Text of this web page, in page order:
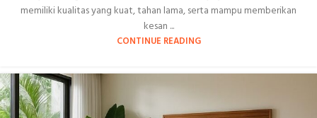
memiliki kualitas yang kuat, tahan lama, serta mampu memberikan
kesan ...
CONTINUE READING